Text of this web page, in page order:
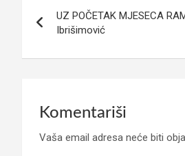
članaka
UZ POČETAK MJESECA
Ibrišimović
Komentariši
Vaša email adresa neće biti